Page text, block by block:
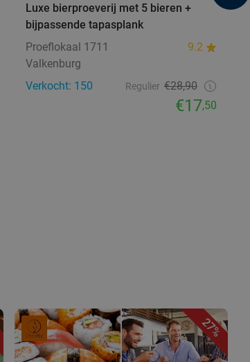
Luxe bierproeverij met 5 bieren +
bijpassende tapasplank
Proeflokaal 1711
9.2
Valkenburg
Verkocht: 150
Regulier €28,90
€17,50
27%